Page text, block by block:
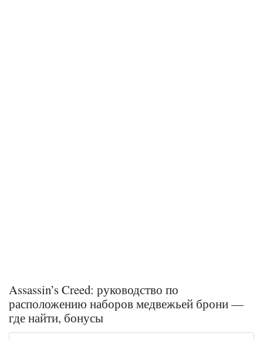
Assassin’s Creed: руководство по
расположению наборов медвежьей брони —
где найти, бонусы